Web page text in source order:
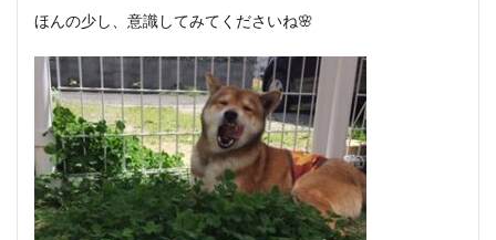
ほんの少し、意識してみてくださいね🌸